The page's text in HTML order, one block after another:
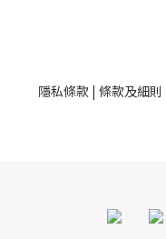
隱私條款| 條款及細則